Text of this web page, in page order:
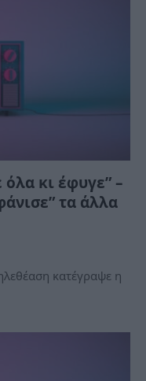
κι έφυγε” –
τα άλλα
κατέγραψε η